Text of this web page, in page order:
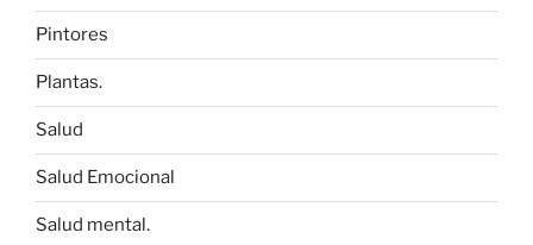
Pintores
Plantas.
Salud
Salud Emocional
Salud mental.